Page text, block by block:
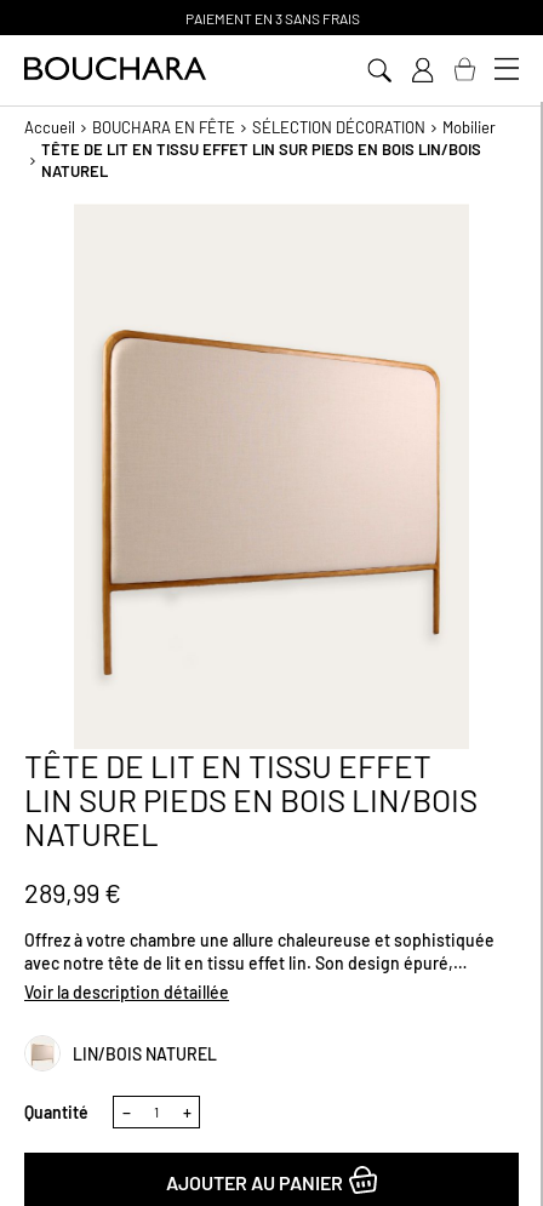
PAIEMENT EN 3 SANS FRAIS
Accueil BOUCHARA EN FÊTE SÉLECTION DÉCORATION
Mobilier
TÊTE DE LIT EN TISSU EFFET LIN SUR PIEDS EN BOIS LIN/BOIS
NATUREL
galerie
d’images
Passer
au
début
de
la
d’images
TÊTE DE LIT EN TISSU EFFET
LIN SUR PIEDS EN BOIS LIN/BOIS
NATUREL
289,99 €
Offrez à votre chambre une allure chaleureuse et sophistiquée
avec notre tête de lit en tissu effet lin. Son design épuré,
souligné par des contours en bois apparent, évoque l’élégance
naturelle des intérieurs contemporains tout en conservant une
touche artisanale. Montée sur des pieds en bois d’hévéa et dotée
d’un rembourrage généreux, elle allie confort et esthétisme pour
sublimer vos moments de repos. Sa structure robuste en
contreplaqué assure une excellente tenue dans le temps, tandis
que son revêtement en polyester effet lin apporte douceur et
s’intègre facilement dans une chambre adulte ou d’amis, pour
créer une ambiance accueillante et raffinée. Deux accroches au
Voir la description détaillée
LIN/BOIS NATUREL
Quantité − +
AJOUTER AU PANIER